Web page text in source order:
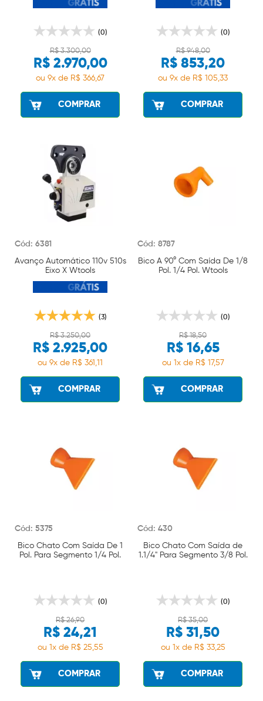
(0)
R$ 3.300,00
R$ 2.970,00
ou 9x de R$ 366,67
COMPRAR
(0)
R$ 948,00
R$ 853,20
ou 9x de R$ 105,33
COMPRAR
Cód: 6381
Avanço Automático 110v 510s
Eixo X Wtools
(3)
R$ 3.250,00
R$ 2.925,00
ou 9x de R$ 361,11
COMPRAR
Cód: 8787
Bico A 90° Com Saída De 1/8
Pol. 1/4 Pol. Wtools
(0)
R$ 18,50
R$ 16,65
ou 1x de R$ 17,57
COMPRAR
Cód: 5375
Bico Chato Com Saída De 1
Pol. Para Segmento 1/4 Pol.
(0)
R$ 26,90
R$ 24,21
ou 1x de R$ 25,55
COMPRAR
Cód: 430
Bico Chato Com Saída de
1.1/4" Para Segmento 3/8 Pol.
(0)
R$ 35,00
R$ 31,50
ou 1x de R$ 33,25
COMPRAR